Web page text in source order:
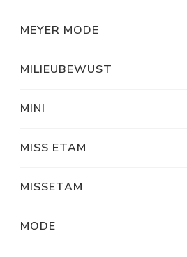
MEYER MODE
MILIEUBEWUST
MINI
MISS ETAM
MISSETAM
MODE